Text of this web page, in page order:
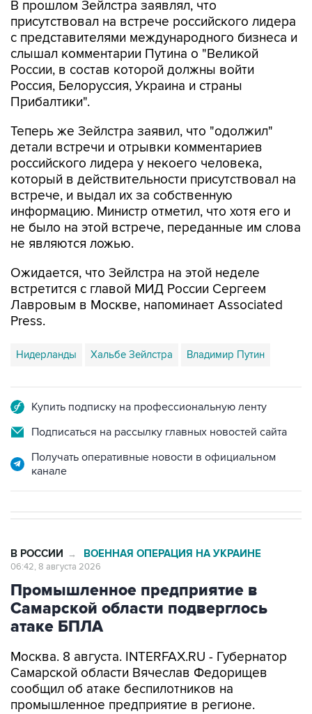
c представителями международного бизнеса и
слышал комментарии Путина о "Великой
России, в состав которой должны войти
Россия, Белоруссия, Украина и страны
Прибалтики".
Теперь же Зейлстра заявил, что "одолжил"
российского лидера у некоего человека,
который в действительности присутствовал на
встрече, и выдал их за собственную
информацию. Министр отметил, что хотя его и
не было на этой встрече, переданные им слова
не являются ложью.
Ожидается, что Зейлстра на этой неделе
Лавровым в Москве, напоминает Associated
Press.
Нидерланды
Подписаться на рассылку главных новостей сайта
Получать оперативные новости в официальном
Промышленное предприятие в
Самарской области подверглось
атаке БПЛА
Москва. 8 августа. INTERFAX.RU - Губернатор
сообщил об атаке беспилотников на
промышленное предприятие в регионе.
"Одно из промышленных предприятий